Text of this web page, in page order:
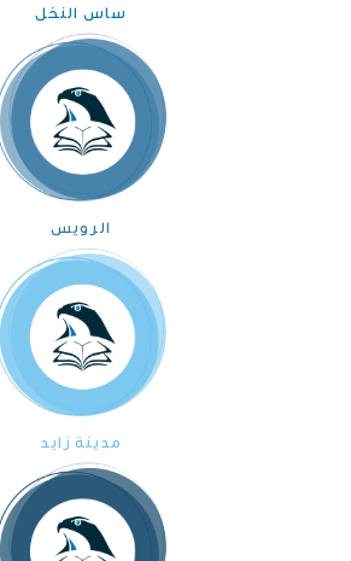
ساس النخل
الرويس
مدينة زايد